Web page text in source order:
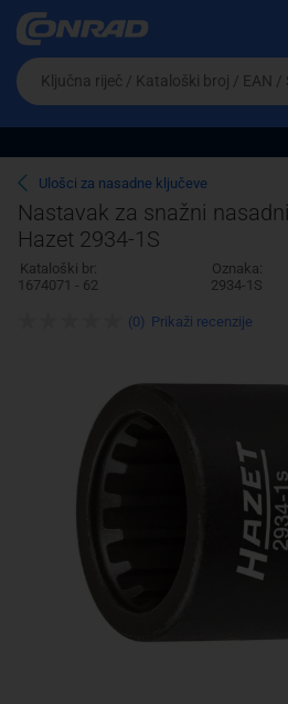
Ova postavka prilagođava
cijene vašim potrebama.
Pravno lice
Da
biste
potražili
proizvod,
unesite
ključnu
riječ,
kataloški
broj,
EAN
ili
Ulošci za nasadne ključeve
Nastavak za snažni
Hazet 2934-1S
Kataloški br:
1674071 - 62
Oznaka:
2934-1S
(0) Prikaži recenzije